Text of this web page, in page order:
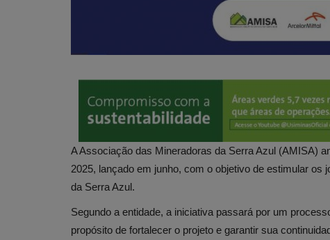
A Associação das Mineradoras da Serra Azul (AMISA)
2025, lançado em junho, com o objetivo de estimular
da Serra Azul.
Segundo a entidade, a iniciativa passará por um
propósito de fortalecer o projeto e garantir sua